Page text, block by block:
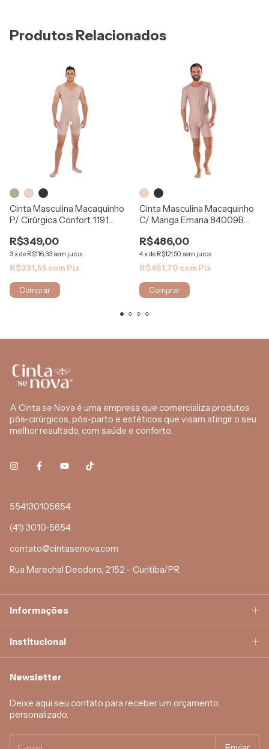
Produtos Relacionados
Cinta Masculina Macaquinho
P/ Cirúrgica Confort 1191
R$349,00
3 xde R$116,33 sem juros
R$331,55 com Pix
Comprar
Cinta Masculina Macaquinho
C/ Manga Emana 84009B
R$486,00
4 xde R$121,50 sem juros
R$461,70 com Pix
Comprar
A Cinta se Nova é uma empresa que comercializa produtos
pós-cirúrgicos, pós-parto e estéticos que visam atingir o seu
melhor resultado, com saúde e conforto.
554130105654
(41) 3010-5654
contato@cintasenova.com
Rua Marechal Deodoro, 2152 - Curitiba/PR
Informações
Institucional
Newsletter
Deixe aqui seu contato para receber um orçamento
personalizado.